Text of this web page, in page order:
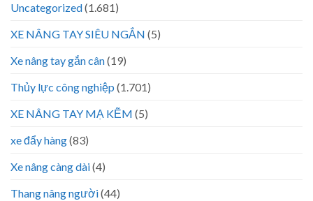
Uncategorized(1.681)
XE NÂNG TAY SIÊU NGẮN (5)
Xe nâng tay gắn cân(19)
Thủy lực công nghiệp (1.701)
XE NÂNG TAY MẠ KẼM (5)
xe đẩy hàng(83)
Xe nâng càng dài(4)
Thang nâng người(44)